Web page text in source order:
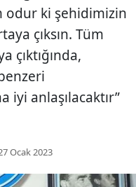
odur ki şehidimizin
çıksın. Tüm
çıktığında,
iyi anlaşılacaktır”
Ocak 2023